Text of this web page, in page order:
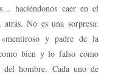
haciéndonos caer en el
No es una sorpresa:
y padre de la
bien y lo falso como
del hombre. Cada uno de